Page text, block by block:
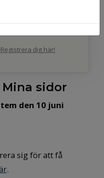
dig här!
sidor
den 10 juni
sig för att få
.